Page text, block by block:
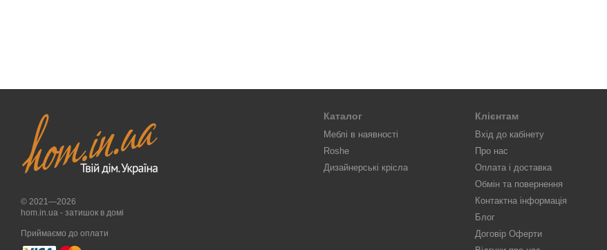
© 2021—2026
hom.in.ua - затишок в домі
Приймаємо до оплати
Каталог
Меблі в наявності
Roshe
Дизайнерські крісла
Клієнтам
Вхід до кабінету
Про нас
Оплата і доставка
Обмін та повернення
Контактна інформація
Блог
Договір Оферти